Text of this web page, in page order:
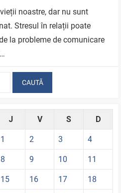
noastre, dar nu sunt
Stresul în relații poate
la probleme de comunicare
J V S D
1 2 3 4
8 9 10 11
15 16 17 18